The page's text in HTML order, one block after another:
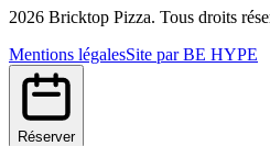
2026 Bricktop Pizza. Tous droits
Mentions légalesSite par BE HYPE
Réserver